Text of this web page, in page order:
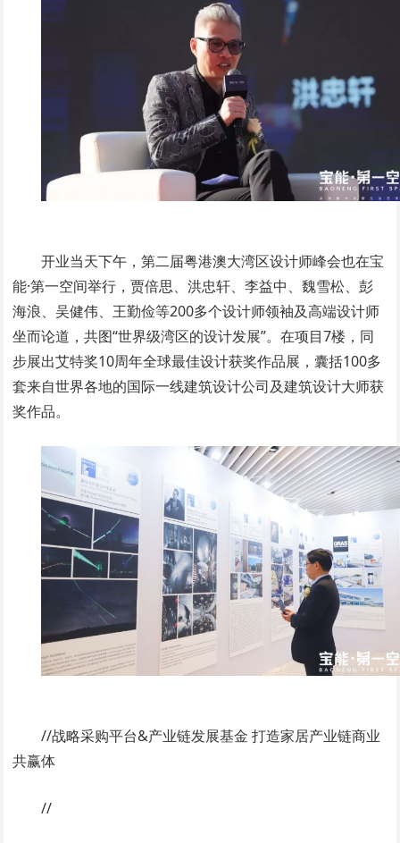
开业当天下午，第二届粤港澳大湾区设计师峰会也在宝
能·第一空间举行，贾倍思、洪忠轩、李益中、魏雪松、彭
海浪、吴健伟、王勤俭等200多个设计师领袖及高端设计师
坐而论道，共图“世界级湾区的设计发展”。在项目7楼，同
步展出艾特奖10周年全球最佳设计获奖作品展，囊括100多
套来自世界各地的国际一线建筑设计公司及建筑设计大师获
奖作品。
//战略采购平台&产业链发展基金 打造家居产业链商业
共赢体
//